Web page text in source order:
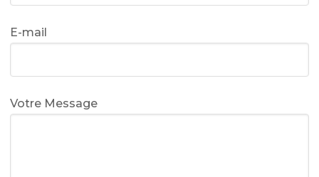
E-mail
Votre Message